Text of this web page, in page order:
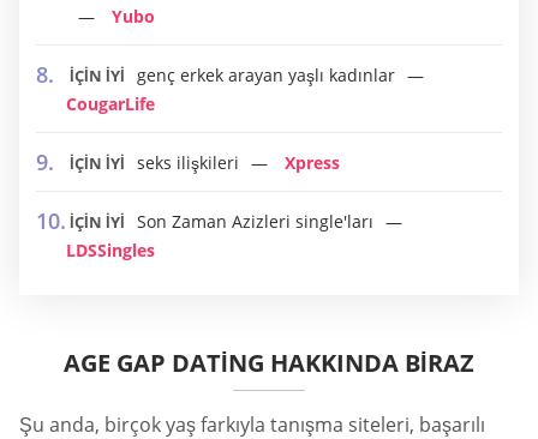
Yubo
İÇİN İYİ
genç erkek arayan yaşlı kadınlar
CougarLife
İÇİN İYİ seks ilişkileri Xpress
İÇİN İYİ
Son Zaman Azizleri single'ları
LDSSingles
AGE GAP DATING HAKKINDA BIRAZ
Şu anda, birçok yaş farkıyla tanışma siteleri, başarılı